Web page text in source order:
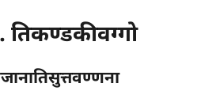
तिकण्डकीवग्गो